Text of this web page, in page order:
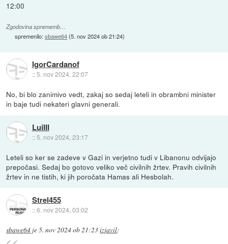
12:00
Zgodovina sprememb…
spremenilo:sbawe64(5. nov 2024 ob 21:24)
IgorCardanof
::5. nov 2024, 22:07
No, bi blo zanimivo vedt, zakaj so sedaj leteli in obrambni minister
in baje tudi nekateri glavni generali.
LuiIII
:: 5. nov 2024, 23:17
Leteli so ker se zadeve v Gazi in verjetno tudi v Libanonu odvijajo
prepočasi. Sedaj bo gotovo veliko več civilnih žrtev. Pravih civilnih
žrtev in ne tistih, ki jih poročata Hamas ali Hesbolah.
Strel455
::6. nov 2024, 03:02
sbawe64 je5. nov 2024 ob 21:23izjavil: